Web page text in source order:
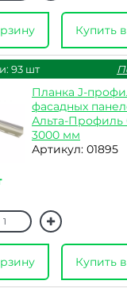
Купить
93 шт
Планка J-
фасадных
Альта-
3000 мм
Артикул: 01895
Купить